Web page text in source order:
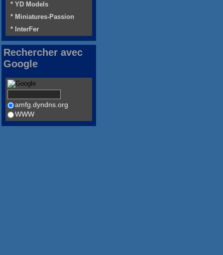
* YD Models
* Miniatures-Passion
* InterFer
Rechercher avec
Google
amfg.dyndns.org
WWW